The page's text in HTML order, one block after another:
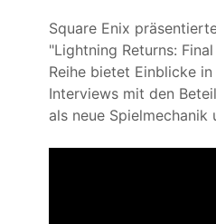
Square Enix
"Lightning Returns:
Reihe bietet Einblicke
Interviews mit den
als neue